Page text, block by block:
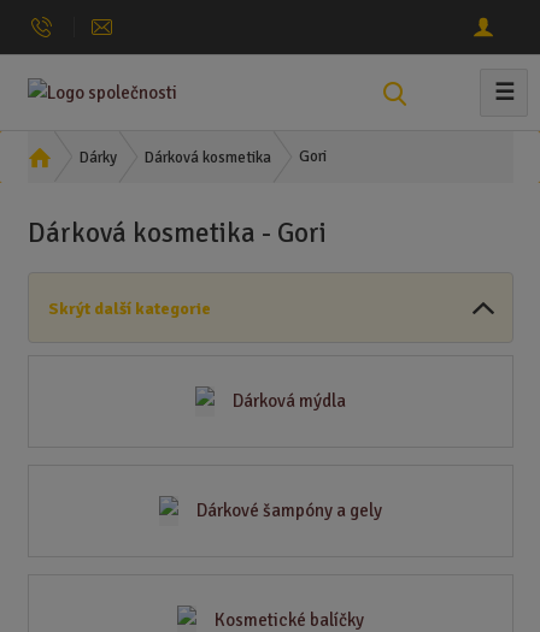
☰
Ú
d
s
Dárky Dárková kosmetika Gori
Dárková kosmetika - Gori
Skrýt další kategorie
Dárková mýdla
Dárkové šampóny a gely
Kosmetické balíčky